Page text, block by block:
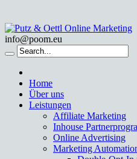
info@poom.eu
Home
Über uns
Leistungen
Affiliate Marketing
Inhouse
Online Advertising
Marketing